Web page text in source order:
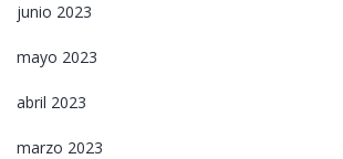
junio 2023
mayo 2023
abril 2023
marzo 2023